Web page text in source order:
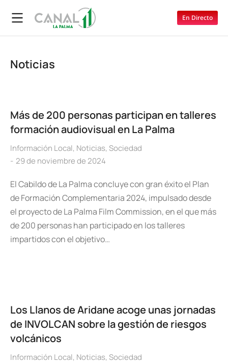
En Directo
Noticias
Más de 200 personas participan en talleres
formación audiovisual en La Palma
Información Local, Noticias, Sociedad
29 de noviembre de 2024
El Cabildo de La Palma concluye con gran éxito el Plan
de Formación Complementaria 2024, impulsado desde
el proyecto de La Palma Film Commission, en el que más
de 200 personas han participado en los talleres
impartidos con el objetivo…
Los Llanos de Aridane acoge unas jornadas
de INVOLCAN sobre la gestión de riesgos
volcánicos
Información Local, Noticias, Sociedad